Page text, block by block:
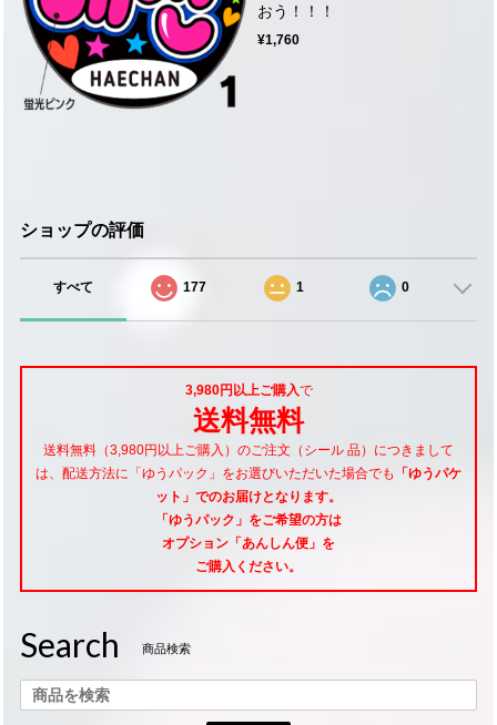
おう！！！
¥1,760
ショップの評価
すべて 177 1 0
3,980円以上ご購入で
送料無料
送料無料（3,980円以上ご購入）のご注文（シール 品）につきまして
は、配送方法に「ゆうパック」をお選びいただいた場合でも
「ゆうパケ
ット」でのお届けとなります。
「ゆうパック」をご希望の方は
オプション「あんしん便」 を
ご購入ください。
Search 商品検索